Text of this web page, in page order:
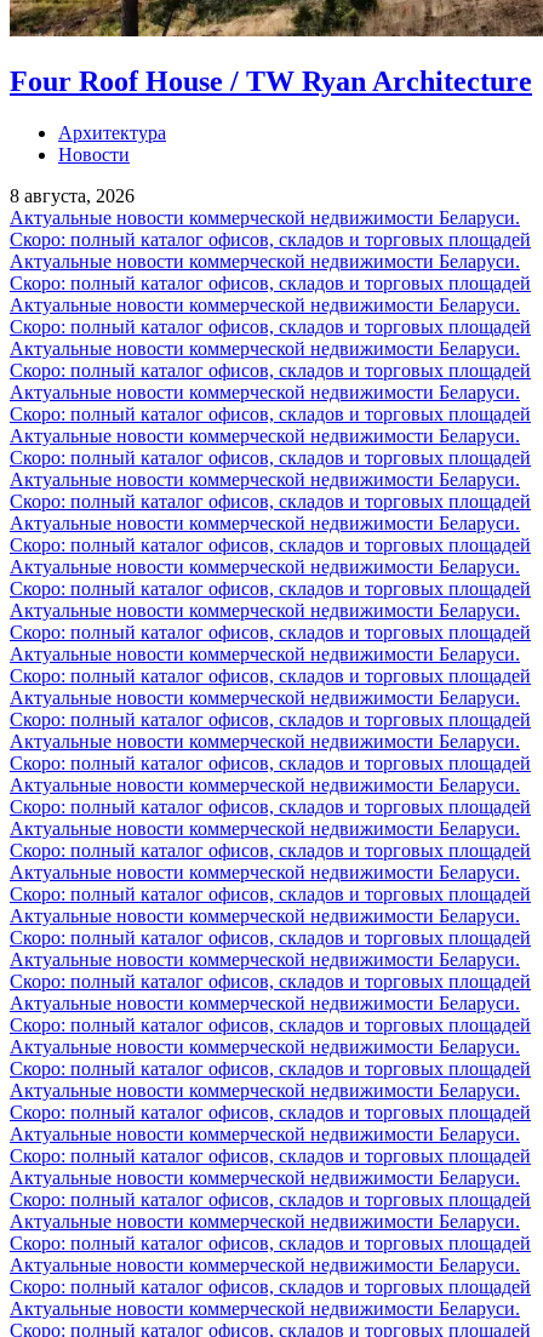
Four Roof House / TW Ryan Architecture
Архитектура
Новости
8 августа, 2026
Актуальные новости коммерческой недвижимости Беларуси.
Скоро: полный каталог офисов, складов и торговых площадей
Актуальные новости коммерческой недвижимости Беларуси.
Скоро: полный каталог офисов, складов и торговых площадей
Актуальные новости коммерческой недвижимости Беларуси.
Скоро: полный каталог офисов, складов и торговых площадей
Актуальные новости коммерческой недвижимости Беларуси.
Скоро: полный каталог офисов, складов и торговых площадей
Актуальные новости коммерческой недвижимости Беларуси.
Скоро: полный каталог офисов, складов и торговых площадей
Актуальные новости коммерческой недвижимости Беларуси.
Скоро: полный каталог офисов, складов и торговых площадей
Актуальные новости коммерческой недвижимости Беларуси.
Скоро: полный каталог офисов, складов и торговых площадей
Актуальные новости коммерческой недвижимости Беларуси.
Скоро: полный каталог офисов, складов и торговых площадей
Актуальные новости коммерческой недвижимости Беларуси.
Скоро: полный каталог офисов, складов и торговых площадей
Актуальные новости коммерческой недвижимости Беларуси.
Скоро: полный каталог офисов, складов и торговых площадей
Актуальные новости коммерческой недвижимости Беларуси.
Скоро: полный каталог офисов, складов и торговых площадей
Актуальные новости коммерческой недвижимости Беларуси.
Скоро: полный каталог офисов, складов и торговых площадей
Актуальные новости коммерческой недвижимости Беларуси.
Скоро: полный каталог офисов, складов и торговых площадей
Актуальные новости коммерческой недвижимости Беларуси.
Скоро: полный каталог офисов, складов и торговых площадей
Актуальные новости коммерческой недвижимости Беларуси.
Скоро: полный каталог офисов, складов и торговых площадей
Актуальные новости коммерческой недвижимости Беларуси.
Скоро: полный каталог офисов, складов и торговых площадей
Актуальные новости коммерческой недвижимости Беларуси.
Скоро: полный каталог офисов, складов и торговых площадей
Актуальные новости коммерческой недвижимости Беларуси.
Скоро: полный каталог офисов, складов и торговых площадей
Актуальные новости коммерческой недвижимости Беларуси.
Скоро: полный каталог офисов, складов и торговых площадей
Актуальные новости коммерческой недвижимости Беларуси.
Скоро: полный каталог офисов, складов и торговых площадей
Актуальные новости коммерческой недвижимости Беларуси.
Скоро: полный каталог офисов, складов и торговых площадей
Актуальные новости коммерческой недвижимости Беларуси.
Скоро: полный каталог офисов, складов и торговых площадей
Актуальные новости коммерческой недвижимости Беларуси.
Скоро: полный каталог офисов, складов и торговых площадей
Актуальные новости коммерческой недвижимости Беларуси.
Скоро: полный каталог офисов, складов и торговых площадей
Актуальные новости коммерческой недвижимости Беларуси.
Скоро: полный каталог офисов, складов и торговых площадей
Актуальные новости коммерческой недвижимости Беларуси.
Скоро: полный каталог офисов, складов и торговых площадей